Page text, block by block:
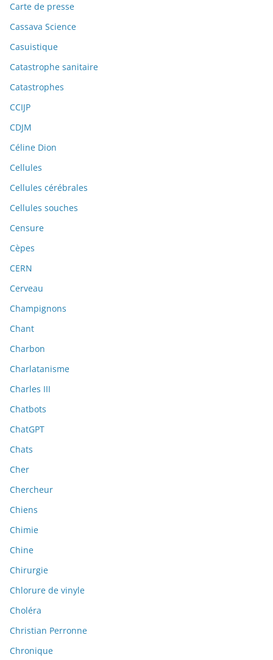
Carte de presse
Cassava Science
Casuistique
Catastrophe sanitaire
Catastrophes
CCIJP
CDJM
Céline Dion
Cellules
Cellules cérébrales
Cellules souches
Censure
Cèpes
CERN
Cerveau
Champignons
Chant
Charbon
Charlatanisme
Charles III
Chatbots
ChatGPT
Chats
Cher
Chercheur
Chiens
Chimie
Chine
Chirurgie
Chlorure de vinyle
Choléra
Christian Perronne
Chronique